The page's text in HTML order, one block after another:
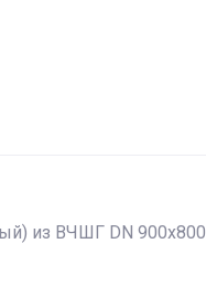
из ВЧШГ DN 900х800